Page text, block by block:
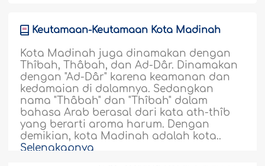
Keutamaan-Keutamaan Kota Madinah
Kota Madinah juga dinamakan dengan
Thîbah, Thâbah, dan Ad-Dâr. Dinamakan
dengan "Ad-Dâr" karena keamanan dan
kedamaian di dalamnya. Sedangkan
nama "Thâbah" dan "Thîbah" dalam
bahasa Arab berasal dari kata ath-thîb
yang berarti aroma harum. Dengan
demikian, kota Madinah adalah kota..
Selengkapnya